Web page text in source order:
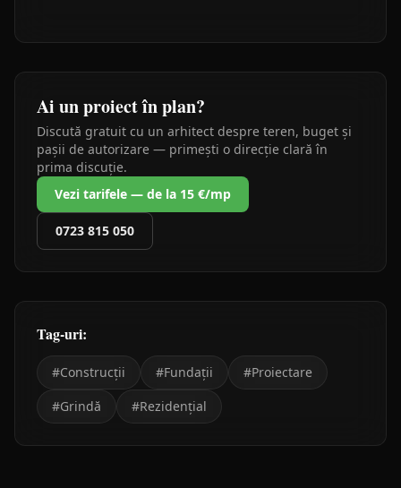
Ai un proiect în plan?
Discută gratuit cu un arhitect despre teren, buget și
pașii de autorizare — primești o direcție clară în
prima discuție.
Vezi tarifele — de la 15 €/mp
0723 815 050
Tag-uri:
#Construcții #Fundații #Proiectare
#Grindă #Rezidențial